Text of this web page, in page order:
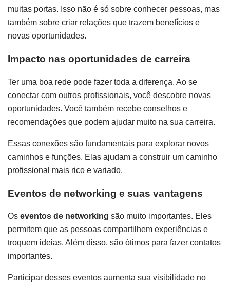
muitas portas. Isso não é só sobre conhecer pessoas, mas
também sobre criar relações que trazem benefícios e
novas oportunidades.
Impacto nas oportunidades de carreira
Ter uma boa rede pode fazer toda a diferença. Ao se
conectar com outros profissionais, você descobre novas
oportunidades. Você também recebe conselhos e
recomendações que podem ajudar muito na sua carreira.
Essas conexões são fundamentais para explorar novos
caminhos e funções. Elas ajudam a construir um caminho
profissional mais rico e variado.
Eventos de networking e suas vantagens
Os eventos de networking são muito importantes. Eles
permitem que as pessoas compartilhem experiências e
troquem ideias. Além disso, são ótimos para fazer contatos
importantes.
Participar desses eventos aumenta sua visibilidade no